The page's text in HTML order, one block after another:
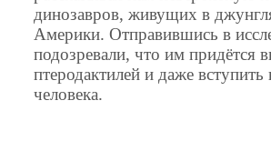
динозавров, живущих в
Америки. Отправившись в
подозревали, что им придётся
птеродактилей и даже
человека.